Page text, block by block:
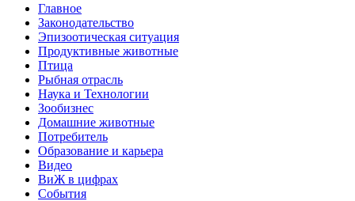
Главное
Законодательство
Эпизоотическая ситуация
Продуктивные животные
Птица
Рыбная отрасль
Наука и Технологии
Зообизнес
Домашние животные
Потребитель
Образование и карьера
Видео
ВиЖ в цифрах
События